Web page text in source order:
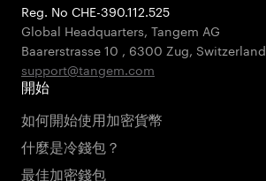
Reg. No CHE-390.112.525
Global Headquarters, Tangem AG
Baarerstrasse 10 , 6300 Zug, Switzerland
support@tangem.com
開始
如何開始使用加密貨幣
什麼是冷錢包？
最佳加密錢包